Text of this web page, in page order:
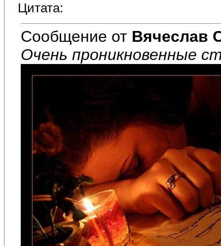
Цитата:
Сообщение от Вячеслав
Очень проникновенные